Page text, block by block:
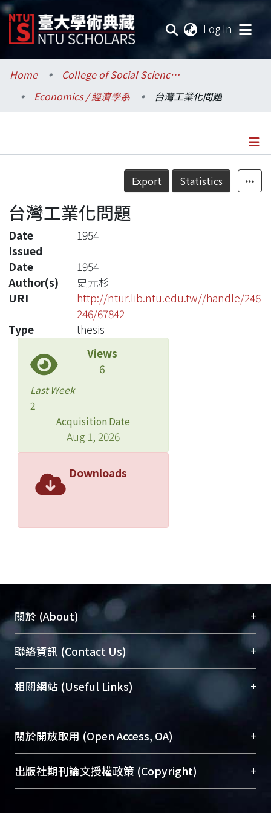
Log In
Communities & Collections
Research Outputs
Statistics
Home
College of Social Sciences / 社會科學院
Economics / 經濟學系
台灣工業化問題
Details
Export Statistics
台灣工業化問題
Date
Issued
1954
Date
1954
Author(s)
史元杉
URI
http://ntur.lib.ntu.edu.tw//handle/246
246/67842
Type
thesis
Views
6
Last Week
2
Acquisition Date
Aug 1, 2026
Downloads
關於 (About) +
臺大位居世界頂尖大學之列，為永久珍藏及向國際
展現本校豐碩的研究成果及學術能量，圖書館整合
機構典藏（NTUR）與學術庫（AH）不同功能平
台，成為臺大學術典藏NTU scholars。期能整合研
究能量、促進交流合作、保存學術產出、推廣研究
成果。
To permanently archive and promote researcher
profiles and scholarly works, Library integrates the
services of “NTU Repository” with “Academic
聯絡資訊 (Contact Us) +
總館學科館員(Main Library)
醫學圖書館學科館員(Medical Library)
(Social
Sciences Library)
相關網站 (Useful Links) +
關於開放取用 (Open Access, OA) +
開放取用是從使用者角度提升資訊取用性的社會運
動，應用在學術研究上是透過將研究著作公開供使
出版社期刊論文授權政策 (Copyright) +